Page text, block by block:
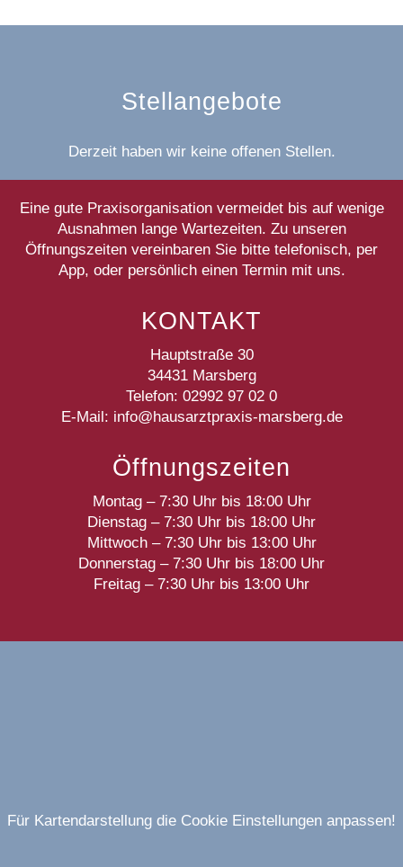
Stellangebote
Derzeit haben wir keine offenen Stellen.
Eine gute Praxisorganisation vermeidet bis auf wenige
Ausnahmen lange Wartezeiten. Zu unseren
Öffnungszeiten vereinbaren Sie bitte telefonisch, per
App, oder persönlich einen Termin mit uns.
KONTAKT
Hauptstraße 30
34431 Marsberg
Telefon: 02992 97 02 0
E-Mail: info@hausarztpraxis-marsberg.de
Öffnungszeiten
Montag – 7:30 Uhr bis 18:00 Uhr
Dienstag – 7:30 Uhr bis 18:00 Uhr
Mittwoch – 7:30 Uhr bis 13:00 Uhr
Donnerstag – 7:30 Uhr bis 18:00 Uhr
Freitag – 7:30 Uhr bis 13:00 Uhr
Für Kartendarstellung die Cookie Einstellungen anpassen!